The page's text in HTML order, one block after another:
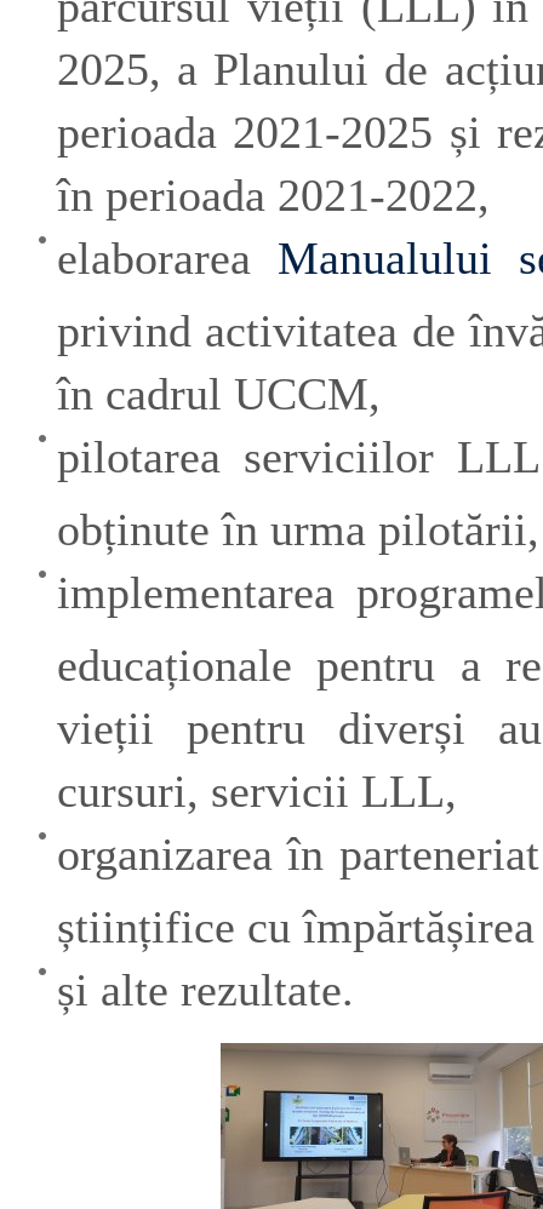
2025, a Planului de
perioada 2021-2025 și
în perioada 2021-2022,
elaborarea Manualului
privind activitatea de
în cadrul UCCM,
pilotarea serviciilor
obținute în urma pilotării,
implementarea
educaționale pentru a
vieții pentru diverși
cursuri, servicii LLL,
organizarea în
științifice cu
și alte rezultate.